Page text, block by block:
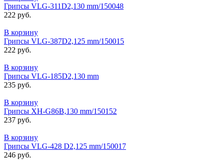
Грипсы VLG-311D2,130 mm/150048
222 руб.
В корзину
Грипсы VLG-387D2,125 mm/150015
222 руб.
В корзину
Грипсы VLG-185D2,130 mm
235 руб.
В корзину
Грипсы XH-G86B,130 mm/150152
237 руб.
В корзину
Грипсы VLG-428 D2,125 mm/150017
246 руб.